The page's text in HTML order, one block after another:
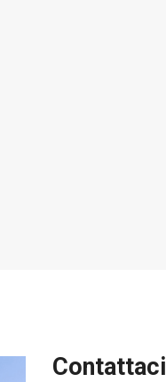
Contattaci